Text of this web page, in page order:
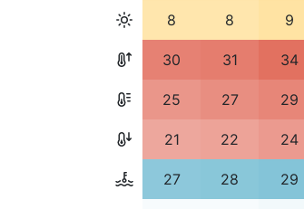
8 8 9
30 31 34
25 27 29
21 22 24
27 28 29